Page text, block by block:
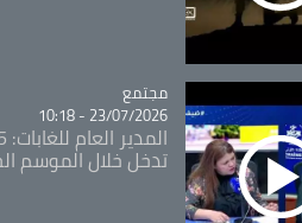
Catégorie
مجتمع
23/07/2026 - 10:18
تدخل خلال الموسم